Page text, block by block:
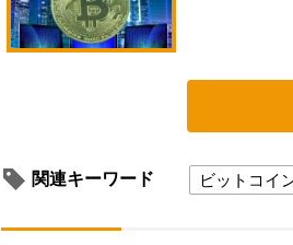
関連キーワード ビットコイ